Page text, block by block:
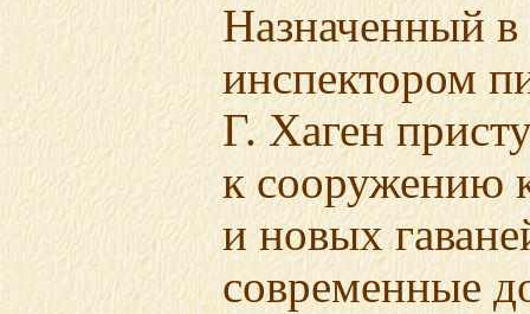
Назначенный в
инспектором
Г. Хаген
к сооружению
и новых
современные